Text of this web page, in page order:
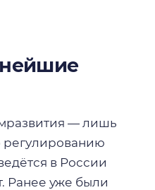
— лишь
регулированию
в России
Ранее уже были